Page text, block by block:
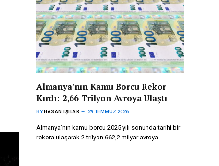
Almanya’nın Kamu Borcu Rekor
Kırdı: 2,66 Trilyon Avroya Ulaştı
BY HASAN IŞILAK 29 TEMMUZ 2026
Almanya’nın kamu borcu 2025 yılı sonunda tarihi bir
rekora ulaşarak 2 trilyon 662,2 milyar avroya…